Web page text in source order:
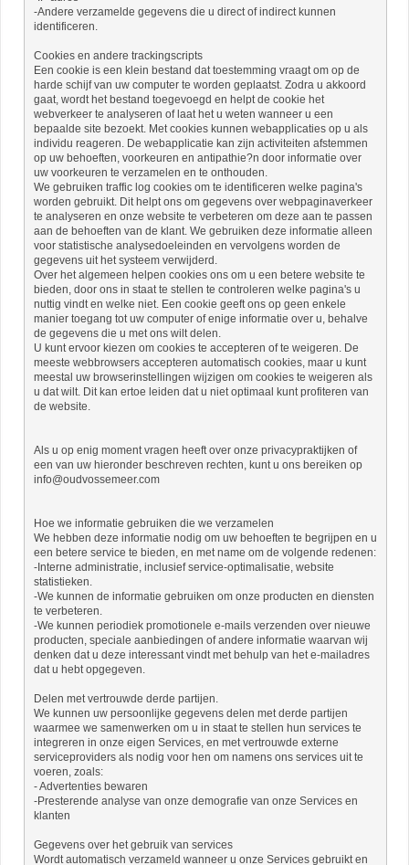
-Andere verzamelde gegevens die u direct of indirect kunnen
identificeren.
Cookies en andere trackingscripts
Een cookie is een klein bestand dat toestemming vraagt ​​om op de
harde schijf van uw computer te worden geplaatst. Zodra u akkoord
gaat, wordt het bestand toegevoegd en helpt de cookie het
webverkeer te analyseren of laat het u weten wanneer u een
bepaalde site bezoekt. Met cookies kunnen webapplicaties op u als
individu reageren. De webapplicatie kan zijn activiteiten afstemmen
op uw behoeften, voorkeuren en antipathie?n door informatie over
uw voorkeuren te verzamelen en te onthouden.
We gebruiken traffic log cookies om te identificeren welke pagina's
worden gebruikt. Dit helpt ons om gegevens over webpaginaverkeer
te analyseren en onze website te verbeteren om deze aan te passen
aan de behoeften van de klant. We gebruiken deze informatie alleen
voor statistische analysedoeleinden en vervolgens worden de
gegevens uit het systeem verwijderd.
Over het algemeen helpen cookies ons om u een betere website te
bieden, door ons in staat te stellen te controleren welke pagina's u
nuttig vindt en welke niet. Een cookie geeft ons op geen enkele
manier toegang tot uw computer of enige informatie over u, behalve
de gegevens die u met ons wilt delen.
U kunt ervoor kiezen om cookies te accepteren of te weigeren. De
meeste webbrowsers accepteren automatisch cookies, maar u kunt
meestal uw browserinstellingen wijzigen om cookies te weigeren als
u dat wilt. Dit kan ertoe leiden dat u niet optimaal kunt profiteren van
de website.
Als u op enig moment vragen heeft over onze privacypraktijken of
een van uw hieronder beschreven rechten, kunt u ons bereiken op
info@oudvossemeer.com
Hoe we informatie gebruiken die we verzamelen
We hebben deze informatie nodig om uw behoeften te begrijpen en u
een betere service te bieden, en met name om de volgende redenen:
-Interne administratie, inclusief service-optimalisatie, website
statistieken.
-We kunnen de informatie gebruiken om onze producten en diensten
te verbeteren.
-We kunnen periodiek promotionele e-mails verzenden over nieuwe
producten, speciale aanbiedingen of andere informatie waarvan wij
denken dat u deze interessant vindt met behulp van het e-mailadres
dat u hebt opgegeven.
Delen met vertrouwde derde partijen.
We kunnen uw persoonlijke gegevens delen met derde partijen
waarmee we samenwerken om u in staat te stellen hun services te
integreren in onze eigen Services, en met vertrouwde externe
serviceproviders als nodig voor hen om namens ons services uit te
voeren, zoals:
- Advertenties bewaren
-Presterende analyse van onze demografie van onze Services en
klanten
Gegevens over het gebruik van services
Wordt automatisch verzameld wanneer u onze Services gebruikt en